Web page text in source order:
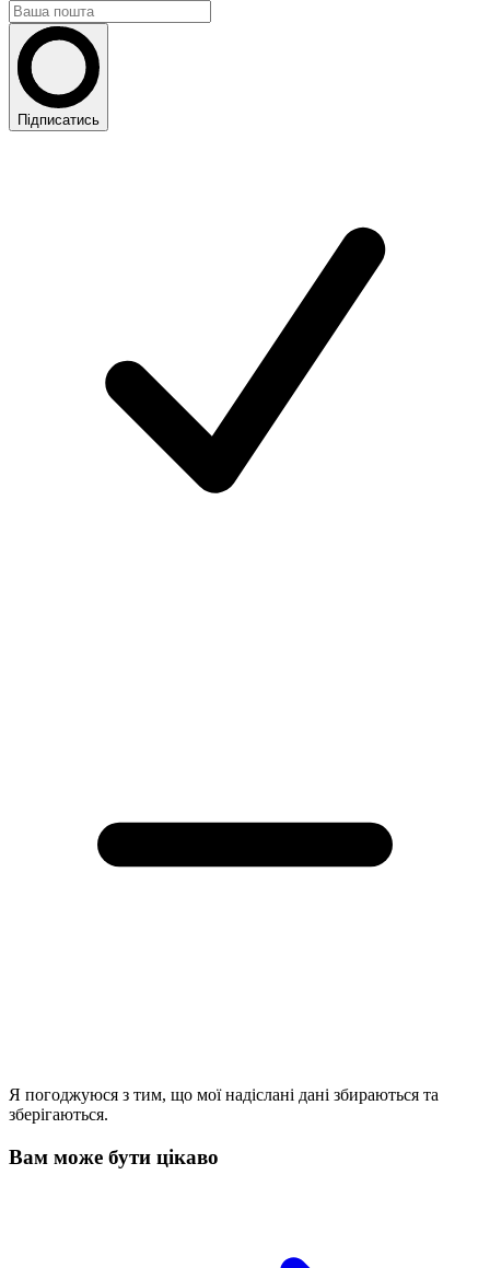
Підписатись
Я погоджуюся з тим, що мої надіслані дані збираються та
зберігаються.
Вам може бути цікаво